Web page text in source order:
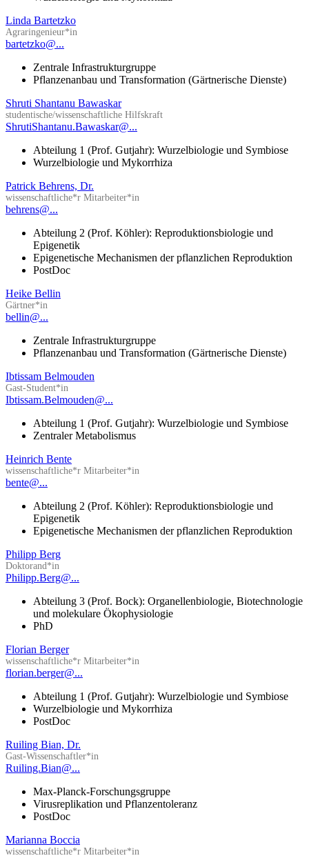
Linda Bartetzko
Agraringenieur*in
bartetzko@...
Zentrale Infrastrukturgruppe
Pflanzenanbau und Transformation (Gärtnerische Dienste)
Shruti Shantanu Bawaskar
studentische/wissenschaftliche Hilfskraft
ShrutiShantanu.Bawaskar@...
Abteilung 1 (Prof. Gutjahr): Wurzelbiologie und Symbiose
Wurzelbiologie und Mykorrhiza
Patrick Behrens, Dr.
wissenschaftliche*r Mitarbeiter*in
behrens@...
Abteilung 2 (Prof. Köhler): Reproduktionsbiologie und
Epigenetik
Epigenetische Mechanismen der pflanzlichen Reproduktion
PostDoc
Heike Bellin
Gärtner*in
bellin@...
Zentrale Infrastrukturgruppe
Pflanzenanbau und Transformation (Gärtnerische Dienste)
Ibtissam Belmouden
Gast-Student*in
Ibtissam.Belmouden@...
Abteilung 1 (Prof. Gutjahr): Wurzelbiologie und Symbiose
Zentraler Metabolismus
Heinrich Bente
wissenschaftliche*r Mitarbeiter*in
bente@...
Abteilung 2 (Prof. Köhler): Reproduktionsbiologie und
Epigenetik
Epigenetische Mechanismen der pflanzlichen Reproduktion
Philipp Berg
Doktorand*in
Philipp.Berg@...
Abteilung 3 (Prof. Bock): Organellenbiologie, Biotechnologie
und molekulare Ökophysiologie
PhD
Florian Berger
wissenschaftliche*r Mitarbeiter*in
florian.berger@...
Abteilung 1 (Prof. Gutjahr): Wurzelbiologie und Symbiose
Wurzelbiologie und Mykorrhiza
PostDoc
Ruiling Bian, Dr.
Gast-Wissenschaftler*in
Ruiling.Bian@...
Max-Planck-Forschungsgruppe
Virusreplikation und Pflanzentoleranz
PostDoc
Marianna Boccia
wissenschaftliche*r Mitarbeiter*in